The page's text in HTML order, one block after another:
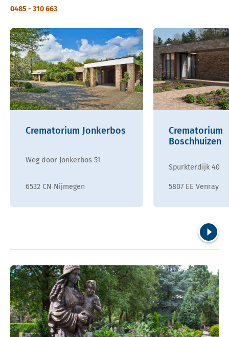
0485 - 310 663
Crematorium Jonkerbos
Weg door Jonkerbos 51
6532 CN Nijmegen
Crematorium
Boschhuizen
Spurkterdijk 40
5807 EE Venray